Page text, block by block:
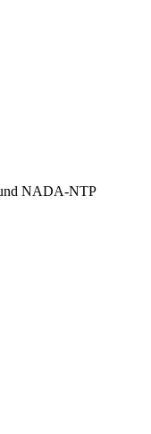
NADA-NTP